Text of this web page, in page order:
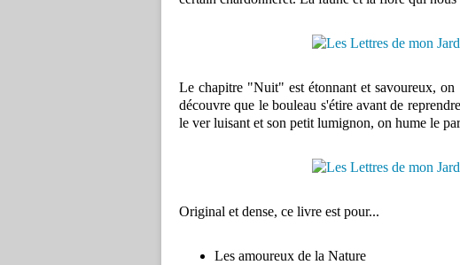
Le chapitre "Nuit" est étonnant et savoureux,
découvre que le bouleau s'étire avant de
le ver luisant et son petit lumignon, on hume le
Original et dense, ce livre est pour...
Les amoureux de la Nature